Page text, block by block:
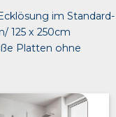
im Standard-
125 x 250cm
Platten ohne